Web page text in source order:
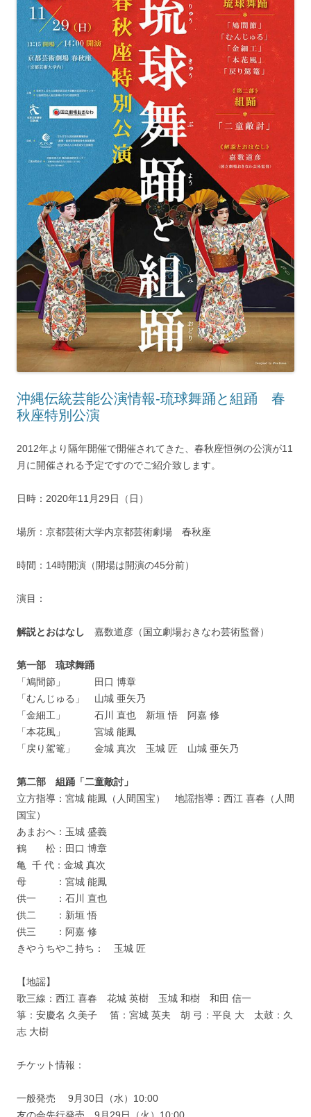
沖縄伝統芸能公演情報-琉球舞踊と組踊 春
秋座特別公演
2012年より隔年開催で開催されてきた、春秋座恒例の公演が11
月に開催される予定ですのでご紹介致します。
日時：2020年11月29日（日）
場所：京都芸術大学内京都芸術劇場 春秋座
時間：14時開演（開場は開演の45分前）
演目：
解説とおはなし 嘉数道彦（国立劇場おきなわ芸術監督）
第一部 琉球舞踊
「鳩間節」 田口 博章
「むんじゅる」 山城 亜矢乃
「金細工」 石川 直也 新垣 悟 阿嘉 修
「本花風」 宮城 能鳳
「戻り駕篭」 金城 真次 玉城 匠 山城 亜矢乃
第二部 組踊「二童敵討」
立方指導：宮城 能鳳（人間国宝） 地謡指導：西江 喜春（人間
国宝）
あまおへ：玉城 盛義
鶴 松：田口 博章
亀 千 代：金城 真次
母 ：宮城 能鳳
供一 ：石川 直也
供二 ：新垣 悟
供三 ：阿嘉 修
きやうちやこ持ち： 玉城 匠
【地謡】
歌三線：西江 喜春 花城 英樹 玉城 和樹 和田 信一
箏：安慶名 久美子 笛：宮城 英夫 胡 弓：平良 大 太鼓：久
志 大樹
チケット情報：
一般発売 9月30日（水）10:00